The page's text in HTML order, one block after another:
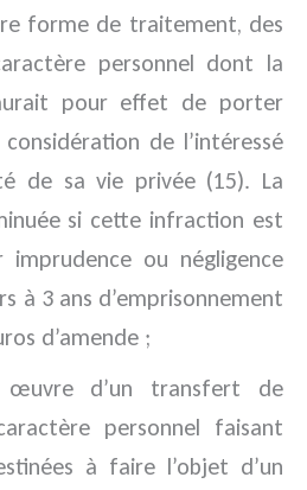
forme de traitement, des
personnel dont la
pour effet de porter
de l’intéressé
de sa vie privée (15). La
si cette infraction est
imprudence ou négligence
à 3 ans d’emprisonnement
d’amende ;
d’un transfert de
personnel faisant
à faire l’objet d’un